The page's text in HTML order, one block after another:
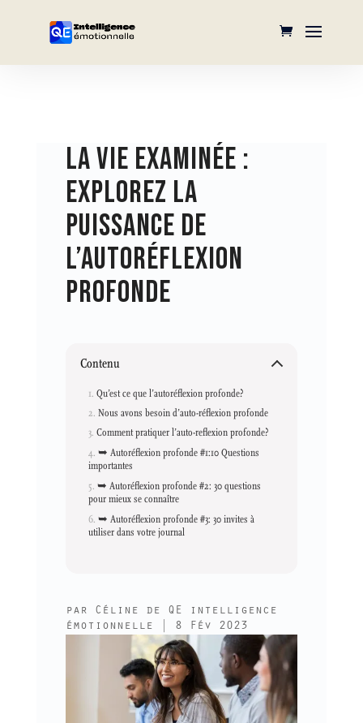
LA VIE EXAMINÉE :
EXPLOREZ LA
PUISSANCE DE
L’AUTORÉFLEXION
PROFONDE
Contenu
Qu’est ce que l’autoréflexion profonde?
Nous avons besoin d’auto-réflexion profonde
Comment pratiquer l’auto-reflexion profonde?
➥ Autoréflexion profonde #1:10 Questions
importantes
➥ Autoréflexion profonde #2: 30 questions
pour mieux se connaître
➥ Autoréflexion profonde #3: 30 invites à
utiliser dans votre journal
par Céline de QE intelligence
émotionnelle
8 Fév 2023